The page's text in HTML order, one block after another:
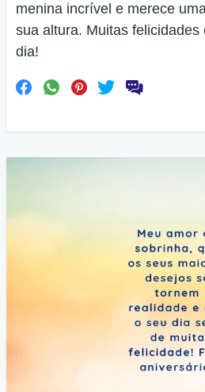
menina incrível e merece
sua altura. Muitas felicidades
dia!